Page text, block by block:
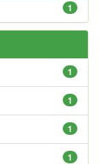
1
1
1
1
1